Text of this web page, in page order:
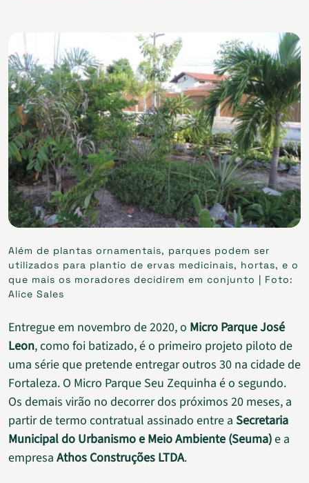
Além de plantas ornamentais, parques podem ser
utilizados para plantio de ervas medicinais, hortas, e o
que mais os moradores decidirem em conjunto | Foto:
Alice Sales
Entregue em novembro de 2020, o Micro Parque José
Leon, como foi batizado, é o primeiro projeto piloto de
uma série que pretende entregar outros 30 na cidade de
Fortaleza. O Micro Parque Seu Zequinha é o segundo.
Os demais virão no decorrer dos próximos 20 meses, a
partir de termo contratual assinado entre a Secretaria
Municipal do Urbanismo e Meio Ambiente (Seuma)e a
empresa Athos Construções LTDA.